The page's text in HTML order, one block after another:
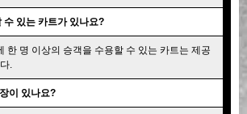
수 있는 카트가 있나요?
한 명 이상의 승객을 수용할 수 있는 카트는 제공
.
이 있나요?